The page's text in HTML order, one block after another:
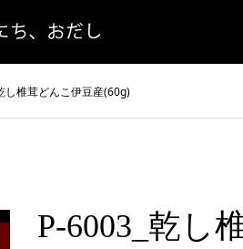
し椎茸どんこ伊豆産(60g)
P-6003_乾し